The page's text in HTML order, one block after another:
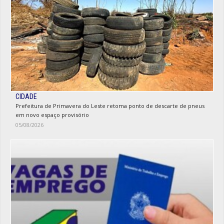
CIDADE
Prefeitura de Primavera do Leste retoma ponto de descarte de pneus
em novo espaço provisório
05/08/2026